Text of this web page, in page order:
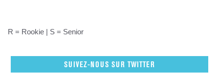
R = Rookie | S = Senior
SUIVEZ-NOUS SUR TWITTER